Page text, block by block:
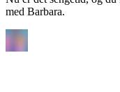
med Barbara.